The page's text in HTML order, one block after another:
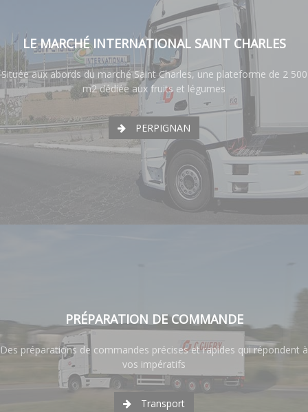
LE MARCHÉ INTERNATIONAL SAINT CHARLES
Située aux abords du marché Saint Charles, une plateforme de 2 500
m2 dédiée aux fruits et légumes
PERPIGNAN
PRÉPARATION DE COMMANDE
Des préparations de commandes précises et rapides qui répondent à
vos impératifs
Transport